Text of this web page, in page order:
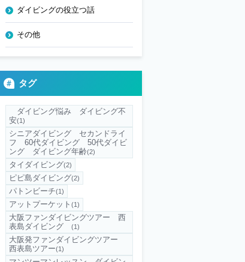
ダイビングの役立つ話
その他
タグ
ダイビング悩み ダイビング不
安(1)
シニアダイビング セカンドライ
フ 60代ダイビング 50代ダイビ
ング ダイビング年齢(2)
タイダイビング(2)
ピピ島ダイビング(2)
パトンビーチ(1)
アットプーケット (1)
大阪ファンダイビングツアー 西
表島ダイビング
(1)
大阪発ファンダイビングツアー
西表島ツアー(1)